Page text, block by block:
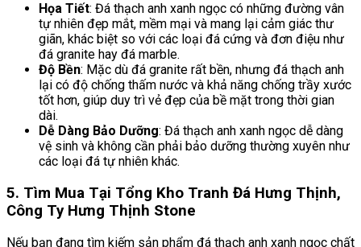
Họa Tiết: Đá thạch anh xanh ngọc có những đường vân
tự nhiên đẹp mắt, mềm mại và mang lại cảm giác thư
giãn, khác biệt so với các loại đá cứng và đơn điệu như
đá granite hay đá marble.
Độ Bền: Mặc dù đá granite rất bền, nhưng đá thạch anh
lại có độ chống thấm nước và khả năng chống trầy xước
tốt hơn, giúp duy trì vẻ đẹp của bề mặt trong thời gian
dài.
Dễ Dàng Bảo Dưỡng: Đá thạch anh xanh ngọc dễ dàng
vệ sinh và không cần phải bảo dưỡng thường xuyên như
các loại đá tự nhiên khác.
5. Tìm Mua Tại Tổng Kho Tranh Đá Hưng Thịnh,
Công Ty Hưng Thịnh Stone
Nếu bạn đang tìm kiếm sản phẩm đá thạch anh xanh ngọc chất